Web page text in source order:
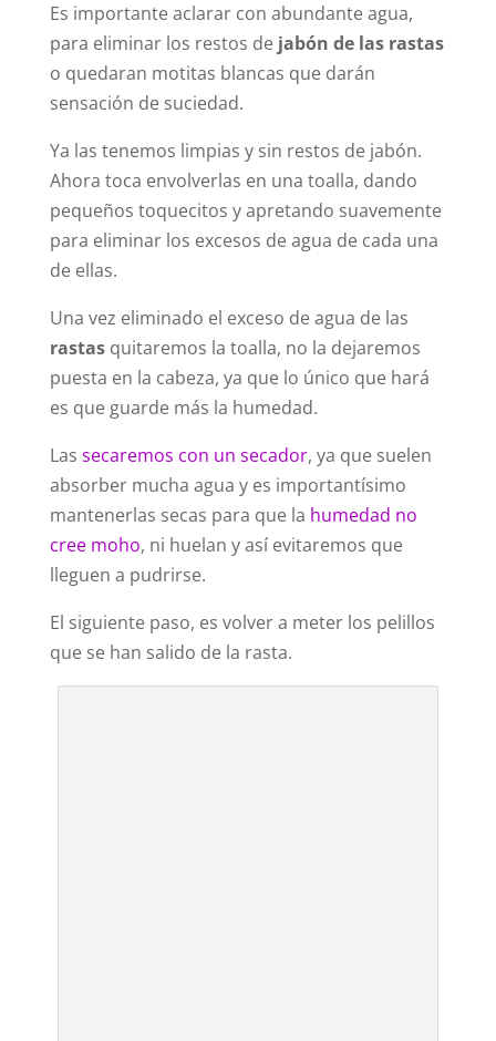
Es importante aclarar con abundante agua,
para eliminar los restos de jabón de las rastas
o quedaran motitas blancas que darán
sensación de suciedad.
Ya las tenemos limpias y sin restos de jabón.
Ahora toca envolverlas en una toalla, dando
pequeños toquecitos y apretando suavemente
para eliminar los excesos de agua de cada una
de ellas.
Una vez eliminado el exceso de agua de las
rastasquitaremos la toalla, no la dejaremos
puesta en la cabeza, ya que lo único que hará
es que guarde más la humedad.
Las secaremos con un secador, ya que suelen
absorber mucha agua y es importantísimo
mantenerlas secas para que la humedad no
cree moho, ni huelan y así evitaremos que
lleguen a pudrirse.
El siguiente paso, es volver a meter los pelillos
que se han salido de la rasta.